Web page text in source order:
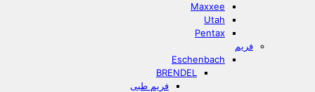
Maxxee
Utah
Pentax
فریم
Eschenbach
BRENDEL
فریم طبی